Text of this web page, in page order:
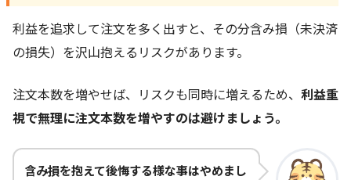
利益を追求して注文を多く出すと、その分含み損（未決済
の損失）を沢山抱えるリスクがあります。
注文本数を増やせば、リスクも同時に増えるため、 利益重
視で無理に注文本数を増やすのは避けましょう。
含み損を抱えて後悔する様な事はやめまし